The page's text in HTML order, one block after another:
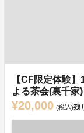
【CF限定体験
よる茶会(裏千家)
¥20,000 (税込)残